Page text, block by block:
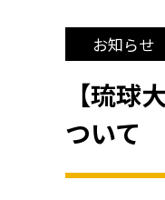
お知らせ
【琉球
ついて